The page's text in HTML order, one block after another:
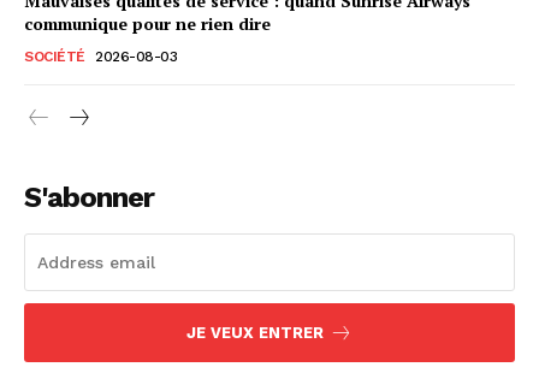
communique pour ne rien dire
SOCIÉTÉ 2026-08-03
S'abonner
JE VEUX ENTRER